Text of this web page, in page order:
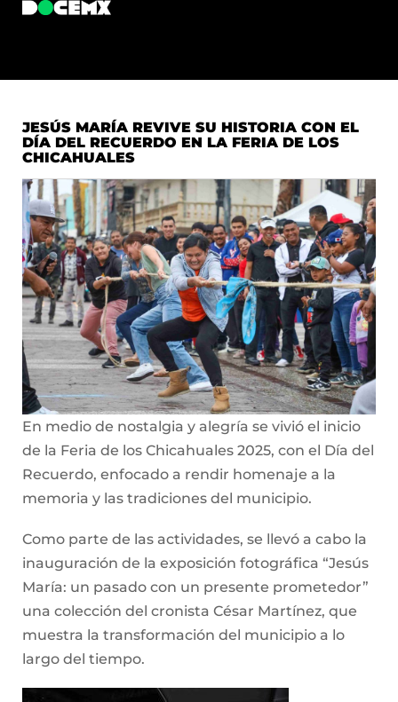
JESÚS MARÍA REVIVE SU HISTORIA CON EL
DÍA DEL RECUERDO EN LA FERIA DE LOS
CHICAHUALES
En medio de nostalgia y alegría se vivió el inicio
de la Feria de los Chicahuales 2025, con el Día del
Recuerdo, enfocado a rendir homenaje a la
memoria y las tradiciones del municipio.
Como parte de las actividades, se llevó a cabo la
inauguración de la exposición fotográfica “Jesús
María: un pasado con un presente prometedor”
una colección del cronista César Martínez, que
muestra la transformación del municipio a lo
largo del tiempo.